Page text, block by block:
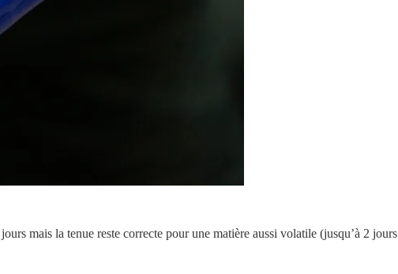
mais la tenue reste correcte pour une matière aussi volatile (jusqu’à 2 jours